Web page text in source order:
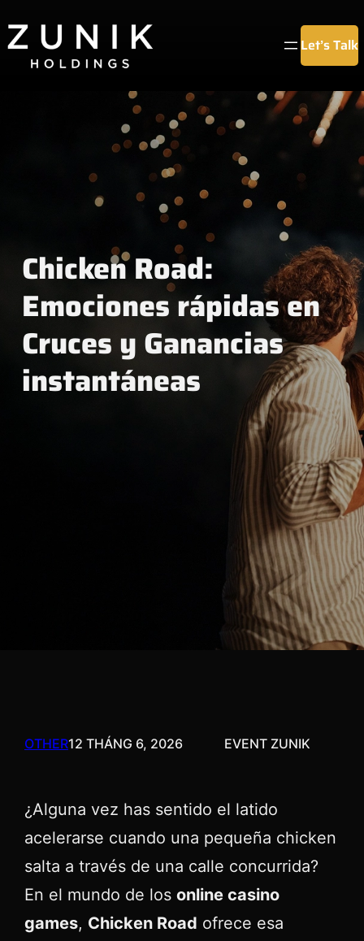
đến
phần
Let’s Talk
Chicken Road:
Emociones rápidas en
Cruces y Ganancias
instantáneas
OTHER12 THÁNG 6, 2026 EVENT ZUNIK
¿Alguna vez has sentido el latido
acelerarse cuando una pequeña chicken
salta a través de una calle concurrida?
En el mundo de los online casino
games, Chicken Road ofrece esa